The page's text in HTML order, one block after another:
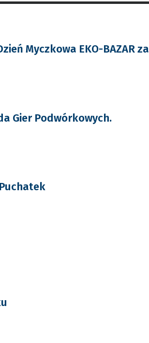
Myczkowa EKO-BAZAR za
Gier Podwórkowych.